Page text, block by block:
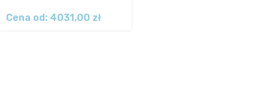
Cena od: 4031,00 zł